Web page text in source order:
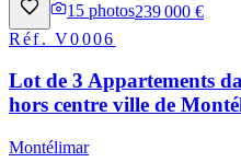
15 photos239 000 €
Réf.V0006
Lot de 3 Appartements
hors centre ville de
Montélimar